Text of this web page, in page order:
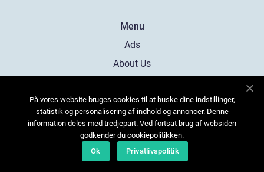
Menu
Ads
About Us
Contact
Sitemap
På vores website bruges cookies til at huske dine indstillinger,
statistik og personalisering af indhold og annoncer. Denne
information deles med tredjepart. Ved fortsat brug af websiden
godkender du cookiepolitikken.
Ok
Privatlivspolitik